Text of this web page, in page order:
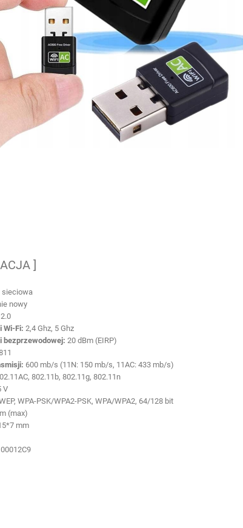
]
sieciowa
nowy
Wi-Fi: 2,4 Ghz, 5 Ghz
bezprzewodowej: 20 dBm (EIRP)
600 mb/s (11N: 150 mb/s, 11AC: 433 mb/s)
802.11b, 802.11g, 802.11n
V
WPA-PSK/WPA2-PSK, WPA/WPA2, 64/128 bit
(max)
mm
00012C9